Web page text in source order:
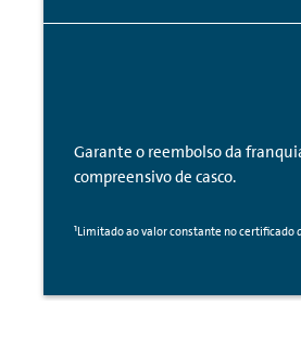
Garante o reembolso da
compreensivo de casco.
¹Limitado ao valor constante no certificado